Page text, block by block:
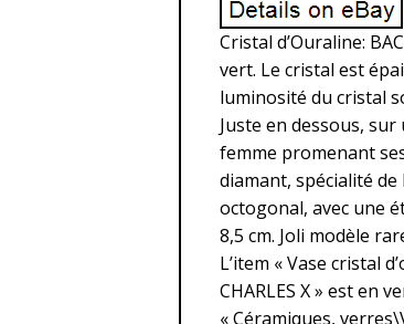
Cristal d’Ouraline:
vert. Le cristal est
luminosité du cristal
Juste en dessous,
femme promenant
diamant, spécialité de
octogonal, avec une
8,5 cm. Joli modèle
L’item « Vase cristal
CHARLES X » est en
« Céramiques,